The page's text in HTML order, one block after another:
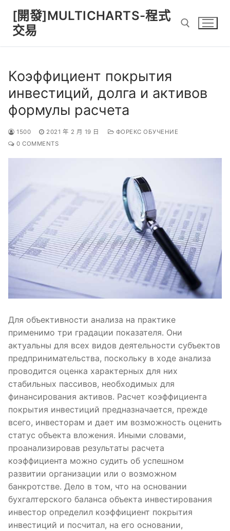
content
[開發]MULTICHARTS-程式
交易
Коэффициент покрытия
инвестиций, долга и активов
формулы расчета
1500 2021 年 2 月 19 日
ФОРЕКС ОБУЧЕНИЕ
0 COMMENTS
Для объективности анализа на практике
применимо три градации показателя. Они
актуальны для всех видов деятельности субъектов
предпринимательства, поскольку в ходе анализа
проводится оценка характерных для них
стабильных пассивов, необходимых для
финансирования активов. Расчет коэффициента
покрытия инвестиций предназначается, прежде
всего, инвесторам и дает им возможность оценить
статус объекта вложения. Иными словами,
проанализировав результаты расчета
коэффициента можно судить об успешном
развитии организации или о возможном
банкротстве. Дело в том, что на основании
бухгалтерского баланса объекта инвестирования
инвестор определил коэффициент покрытия
инвестиций и посчитал, на его основании,